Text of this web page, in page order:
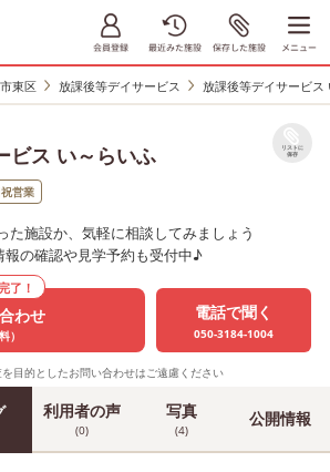
東区 放課後等デイサービス 放課後等デイサービス
ビス い～らいふ リストに
保存
営業
た施設か、気軽に相談してみましょう
報の確認や見学予約も受付中♪
了！
わせ
）
電話で聞く
050-3184-1004
目的としたお問い合わせはご遠慮ください
利用者の声
(0)
写真
(4)
公開情報